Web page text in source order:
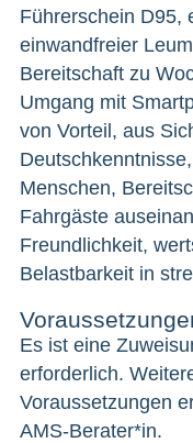
Führerschein D95,
einwandfreier
Bereitschaft zu
Umgang mit
von Vorteil, aus
Menschen,
Fahrgäste
Freundlichkeit,
Belastbarkeit in
Es ist eine
erforderlich.
Voraussetzungen
AMS-Berater*in.